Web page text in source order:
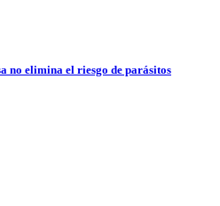
no elimina el riesgo de parásitos